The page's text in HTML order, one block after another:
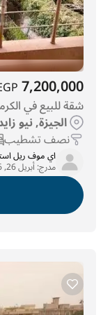
7,200,000
شقة للبيع في
الجيزة, نيو
نصف تشطيب
اي موف ريل
مدرج:أبريل 26, 2026